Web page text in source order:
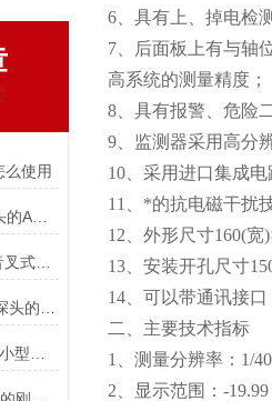
么使用
WP-3030-5m 超声波水位计探头的AGC电路
FTL31-AA1U3AAWDJ 标准型音叉式物位开关的信号传输距离受哪些因素限制
6、具有上、掉电检
7、后面板上有与轴
高系统的测量精度；
8、具有报警、危险
9、监测器采用高分
10、采用进口集成
11、*的抗电磁干扰
12、外形尺寸160(宽
13、安装开孔尺寸
14、可以带通讯接
二、主要技术指标
1、测量分辨率：1/
2、显示范围：-